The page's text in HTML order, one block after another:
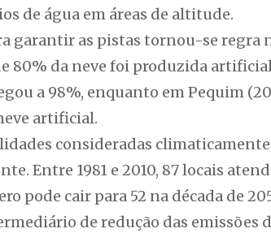
de água em áreas de altitude.
garantir as pistas tornou-se regra
80% da neve foi produzida
a 98%, enquanto em Pequim
artificial.
consideradas
Entre 1981 e 2010, 87 locais
pode cair para 52 na década de
de redução das emissões